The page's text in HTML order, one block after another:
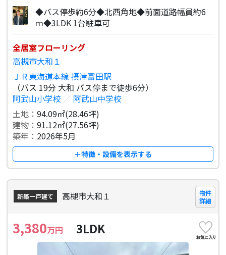
◆バス停歩約6分◆北西角地◆前面道路幅員約6
ｍ◆3LDK 1台駐車可
全居室フローリング
高槻市大和１
ＪＲ東海道本線 摂津富田駅
（バス 19分 大和 バス停まで徒歩6分）
阿武山小学校 ／ 阿武山中学校
土地：94.09㎡(28.46坪)
建物：91.12㎡(27.56坪)
築年： 2026年5月
＋特徴・設備を表示する
新築一戸建て 高槻市大和１
物件
詳細
3,380万円 3LDK